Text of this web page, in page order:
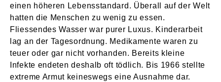
einen höheren Lebensstandard. Überall auf der Welt
hatten die Menschen zu wenig zu essen.
Fliessendes Wasser war purer Luxus. Kinderarbeit
lag an der Tagesordnung. Medikamente waren zu
teuer oder gar nicht vorhanden. Bereits kleine
Infekte endeten deshalb oft tödlich. Bis 1966 stellte
extreme Armut keineswegs eine Ausnahme dar.